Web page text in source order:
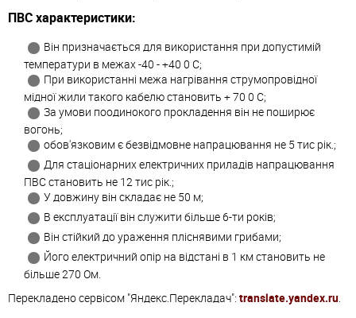
ПВС характеристики:
Він призначається для використання при допустимій
температури в межах -40 - +40 0 С;
При використанні межа нагрівання струмопровідної
мідної жили такого кабелю становить + 70 0 С;
За умови поодинокого прокладення він не поширює
вогонь;
обов'язковим є безвідмовне напрацювання не 5 тис рік.;
Для стаціонарних електричних приладів напрацювання
ПВС становить не 12 тис рік.;
У довжину він складає не 50 м;
В експлуатації він служити більше 6-ти років;
Він стійкий до ураження пліснявими грибами;
Його електричний опір на відстані в 1 км становить не
більше 270 Ом.
Перекладено сервісом "Яндекс.Перекладач": translate.yandex.ru.